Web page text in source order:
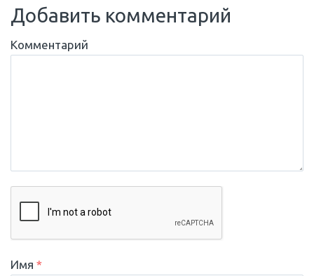
Добавить комментарий
Комментарий
Имя *